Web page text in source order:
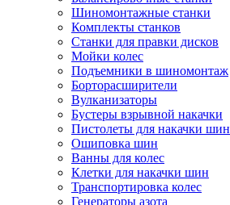
Шиномонтажные станки
Комплекты станков
Станки для правки дисков
Мойки колес
Подъемники в шиномонтаж
Борторасширители
Вулканизаторы
Бустеры взрывной накачки
Пистолеты для накачки шин
Ошиповка шин
Ванны для колес
Клетки для накачки шин
Транспортировка колес
Генераторы азота